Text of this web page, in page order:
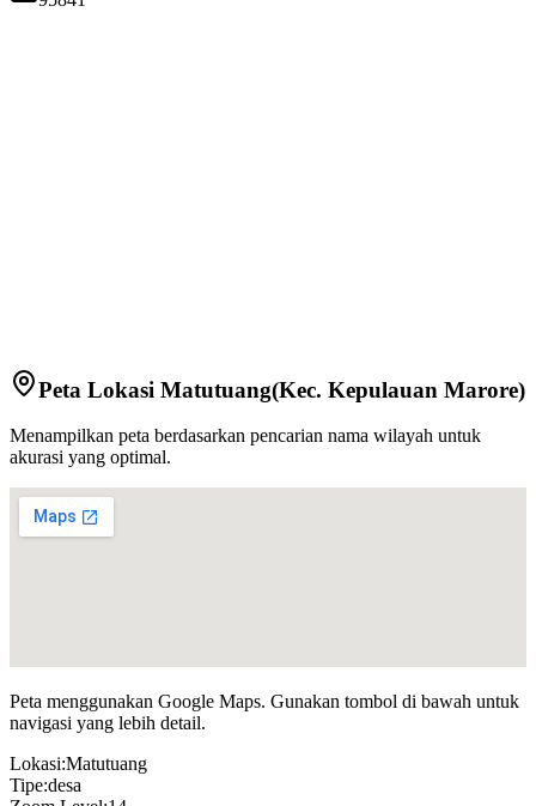
Peta Lokasi Matutuang(Kec. Kepulauan Marore)
Menampilkan peta berdasarkan pencarian nama wilayah untuk
akurasi yang optimal.
Peta menggunakan Google Maps. Gunakan tombol di bawah untuk
navigasi yang lebih detail.
Lokasi:Matutuang
Tipe:desa